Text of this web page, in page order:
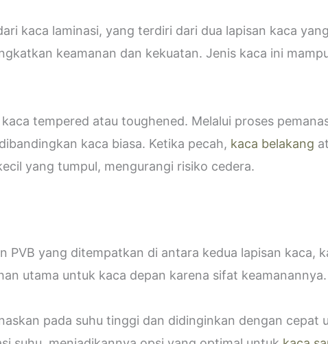
kaca laminasi, yang terdiri dari dua lapisan kaca
keamanan dan kekuatan. Jenis kaca ini
tempered atau toughened. Melalui proses
kaca biasa. Ketika pecah, kaca belakang
yang tumpul, mengurangi risiko cedera.
PVB yang ditempatkan di antara kedua lapisan kaca,
utama untuk kaca depan karena sifat keamanannya.
pada suhu tinggi dan didinginkan dengan